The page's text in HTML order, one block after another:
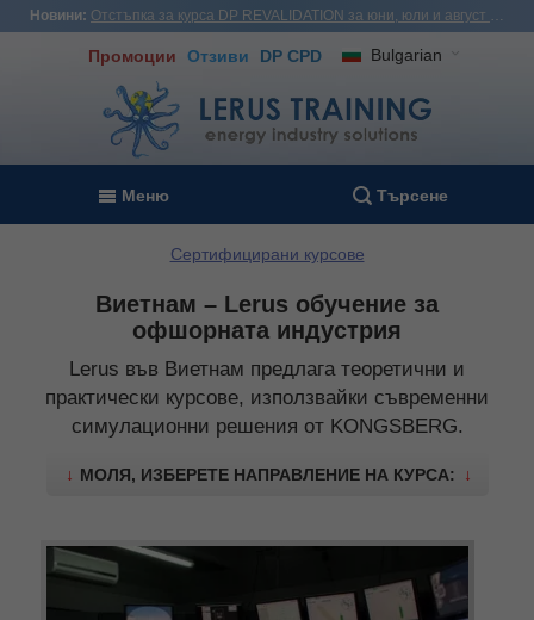
Новини: Отстъпка за курса DP REVALIDATION за юни, юли и август - USD1,000! Виетнам, Турция, Малайзия
Промоции Отзиви DP CPD Bulgarian
Меню Търсене
Сертифицирани курсове
Виетнам – Lerus обучение за
офшорната индустрия
Lerus във Виетнам предлага теоретични и
практически курсове, използвайки съвременни
симулационни решения от KONGSBERG.
↓ МОЛЯ, ИЗБЕРЕТЕ НАПРАВЛЕНИЕ НА КУРСА: ↓